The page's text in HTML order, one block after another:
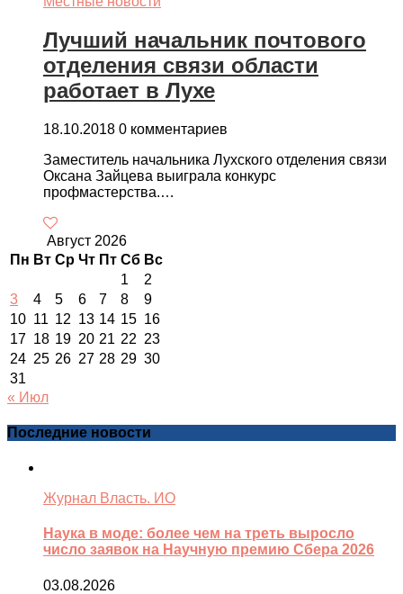
Лучший начальник почтового
отделения связи области
работает в Лухе
18.10.2018 0 комментариев
Заместитель начальника Лухского отделения связи
Оксана Зайцева выиграла конкурс
профмастерства.…
Август 2026
Пн Вт Ср Чт Пт Сб Вс
1
2
3
4 5 6 7 8
9
10 11 12 13 14 15 16
17 18 19 20 21 22 23
24 25 26 27 28 29 30
31
« Июл
Последние новости
Журнал Власть. ИО
Наука в моде: более чем на треть выросло
число заявок на Научную премию Сбера 2026
03.08.2026